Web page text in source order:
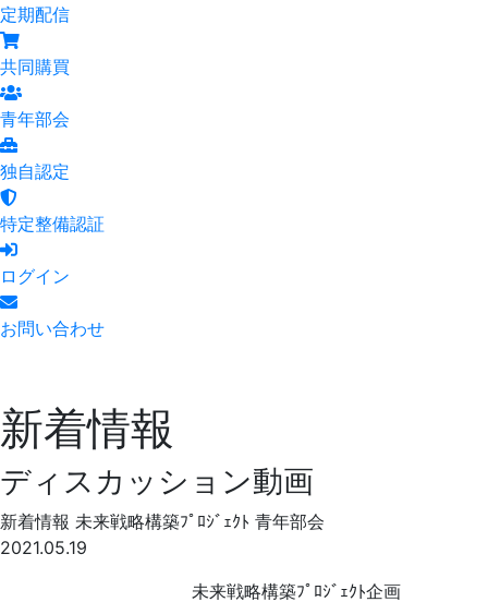
定期配信
共同購買
青年部会
独自認定
特定整備認証
ログイン
お問い合わせ
新着情報
ディスカッション動画
新着情報 未来戦略構築ﾌﾟﾛｼﾞｪｸﾄ 青年部会
2021.05.19
未来戦略構築ﾌﾟﾛｼﾞｪｸﾄ企画